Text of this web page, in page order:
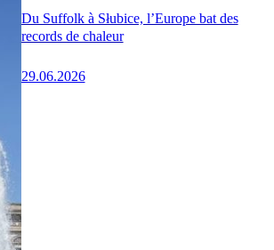
Du Suffolk à Słubice, l’Europe bat des
records de chaleur
29.06.2026